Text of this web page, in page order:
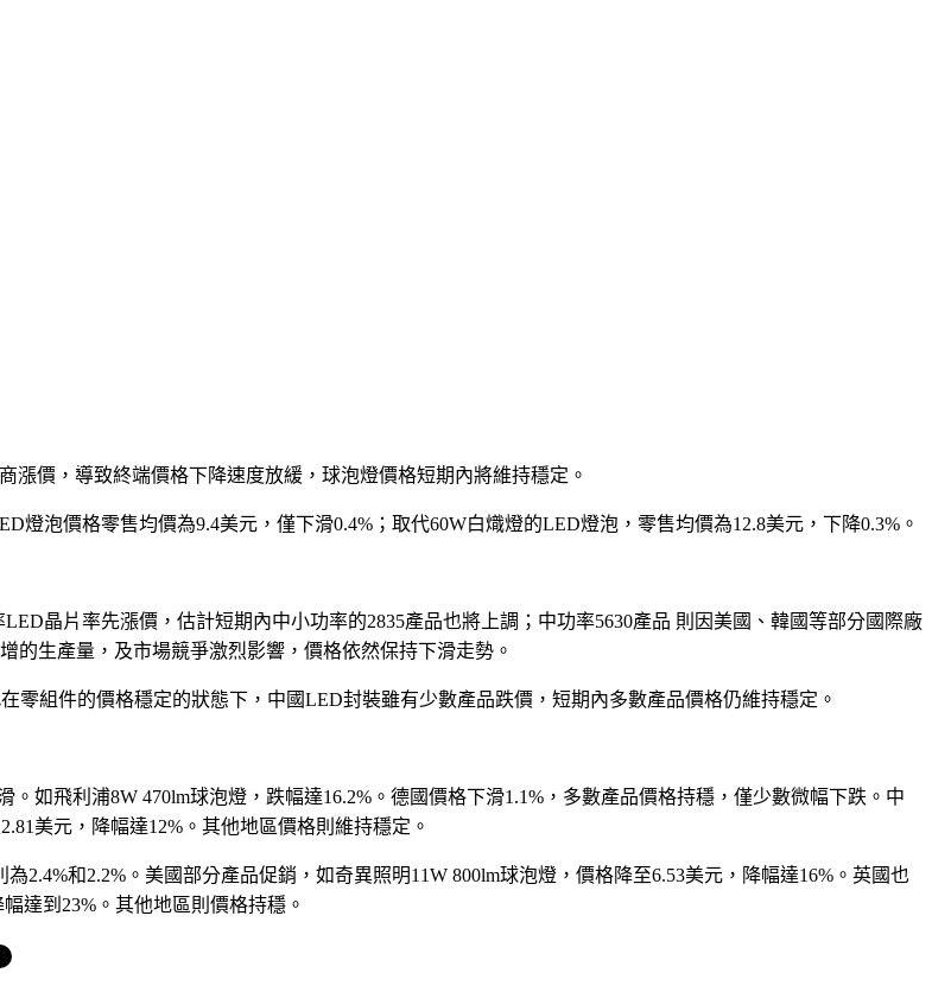
漲價，導致終端價格下降速度放緩，球泡燈價格短期內將維持穩定。
泡價格零售均價為9.4美元，僅下滑0.4%；取代60W白熾燈的LED燈泡，零售均價為12.8美元，下降0.3%。
晶片率先漲價，估計短期內中小功率的2835產品也將上調；中功率5630產品 則因美國、韓國等部分國際廠
的生產量，及市場競爭激烈影響，價格依然保持下滑走勢。
組件的價格穩定的狀態下，中國LED封裝雖有少數產品跌價，短期內多數產品價格仍維持穩定。
如飛利浦8W 470lm球泡燈，跌幅達16.2%。德國價格下滑1.1%，多數產品價格持穩，僅少數微幅下跌。中
美元，降幅達12%。其他地區價格則維持穩定。
2.4%和2.2%。美國部分產品促銷，如奇異照明11W 800lm球泡燈，價格降至6.53美元，降幅達16%。英國也
達到23%。其他地區則價格持穩。